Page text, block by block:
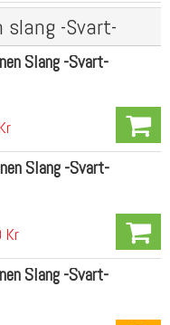
slang -Svart-
Slang -Svart-
Slang -Svart-
Kr
Slang -Svart-